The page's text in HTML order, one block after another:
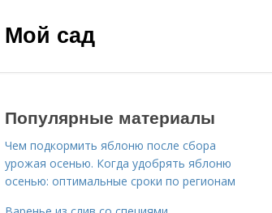
Мой сад
Популярные материалы
Чем подкормить яблоню после сбора
урожая осенью. Когда удобрять яблоню
осенью: оптимальные сроки по регионам